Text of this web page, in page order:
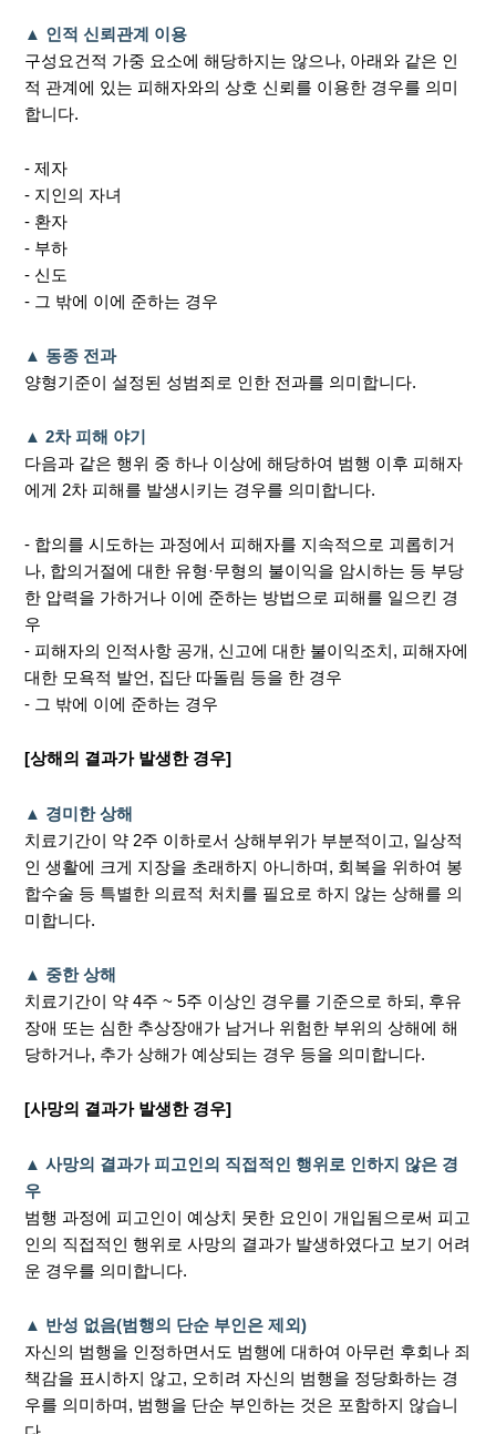
▲ 인적 신뢰관계 이용
구성요건적 가중 요소에 해당하지는 않으나, 아래와 같은 인
적 관계에 있는 피해자와의 상호 신뢰를 이용한 경우를 의미
합니다.
- 제자
- 지인의 자녀
- 환자
- 부하
- 신도
- 그 밖에 이에 준하는 경우
▲ 동종 전과
양형기준이 설정된 성범죄로 인한 전과를 의미합니다.
▲ 2차 피해 야기
다음과 같은 행위 중 하나 이상에 해당하여 범행 이후 피해자
에게 2차 피해를 발생시키는 경우를 의미합니다.
- 합의를 시도하는 과정에서 피해자를 지속적으로 괴롭히거
나, 합의거절에 대한 유형·무형의 불이익을 암시하는 등 부당
한 압력을 가하거나 이에 준하는 방법으로 피해를 일으킨 경
우
- 피해자의 인적사항 공개, 신고에 대한 불이익조치, 피해자에
대한 모욕적 발언, 집단 따돌림 등을 한 경우
- 그 밖에 이에 준하는 경우
[상해의 결과가 발생한 경우]
▲ 경미한 상해
치료기간이 약 2주 이하로서 상해부위가 부분적이고, 일상적
인 생활에 크게 지장을 초래하지 아니하며, 회복을 위하여 봉
합수술 등 특별한 의료적 처치를 필요로 하지 않는 상해를 의
미합니다.
▲ 중한 상해
치료기간이 약 4주 ~ 5주 이상인 경우를 기준으로 하되, 후유
장애 또는 심한 추상장애가 남거나 위험한 부위의 상해에 해
당하거나, 추가 상해가 예상되는 경우 등을 의미합니다.
[사망의 결과가 발생한 경우]
▲ 사망의 결과가 피고인의 직접적인 행위로 인하지 않은 경
우
범행 과정에 피고인이 예상치 못한 요인이 개입됨으로써 피고
인의 직접적인 행위로 사망의 결과가 발생하였다고 보기 어려
운 경우를 의미합니다.
▲ 반성 없음(범행의 단순 부인은 제외)
자신의 범행을 인정하면서도 범행에 대하여 아무런 후회나 죄
책감을 표시하지 않고, 오히려 자신의 범행을 정당화하는 경
우를 의미하며, 범행을 단순 부인하는 것은 포함하지 않습니